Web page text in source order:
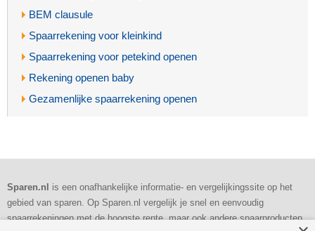
BEM clausule
Spaarrekening voor kleinkind
Spaarrekening voor petekind openen
Rekening openen baby
Gezamenlijke spaarrekening openen
Sparen.nl
is een onafhankelijke informatie- en vergelijkingssite op het
gebied van sparen. Op Sparen.nl vergelijk je snel en eenvoudig
spaarrekeningen met de hoogste rente, maar ook andere spaarproducten